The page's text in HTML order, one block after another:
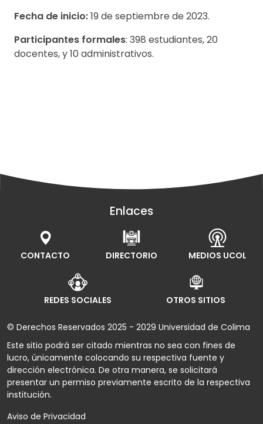
Fecha de inicio:19 de septiembre de 2023.
Participantes formales: 398 estudiantes, 20
docentes, y 10 administrativos.
Enlaces
CONTACTO DIRECTORIO MEDIOS UCOL
REDES SOCIALES OTROS SITIOS
© Derechos Reservados 2025 - 2029 Universidad de Colima
Este sitio podrá ser citado mientras no sea con fines de
lucro, únicamente colocando su respectiva fuente y
dirección electrónica. De otra manera, se solicitará
presentar un permiso previamente escrito de la respectiva
institución.
Aviso de Privacidad